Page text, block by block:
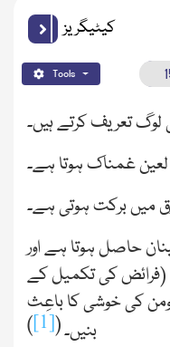
کیٹیگریز
Tools
تعريف کرتے ہيں۔
غمناک ہوتا ہے۔
ميں برکت ہوتی ہے۔
حاصل ہوتا ہے اور
(فرائض کی تکمیل کے
کی خوشی کا باعِث
بنيں۔(
[1]
)